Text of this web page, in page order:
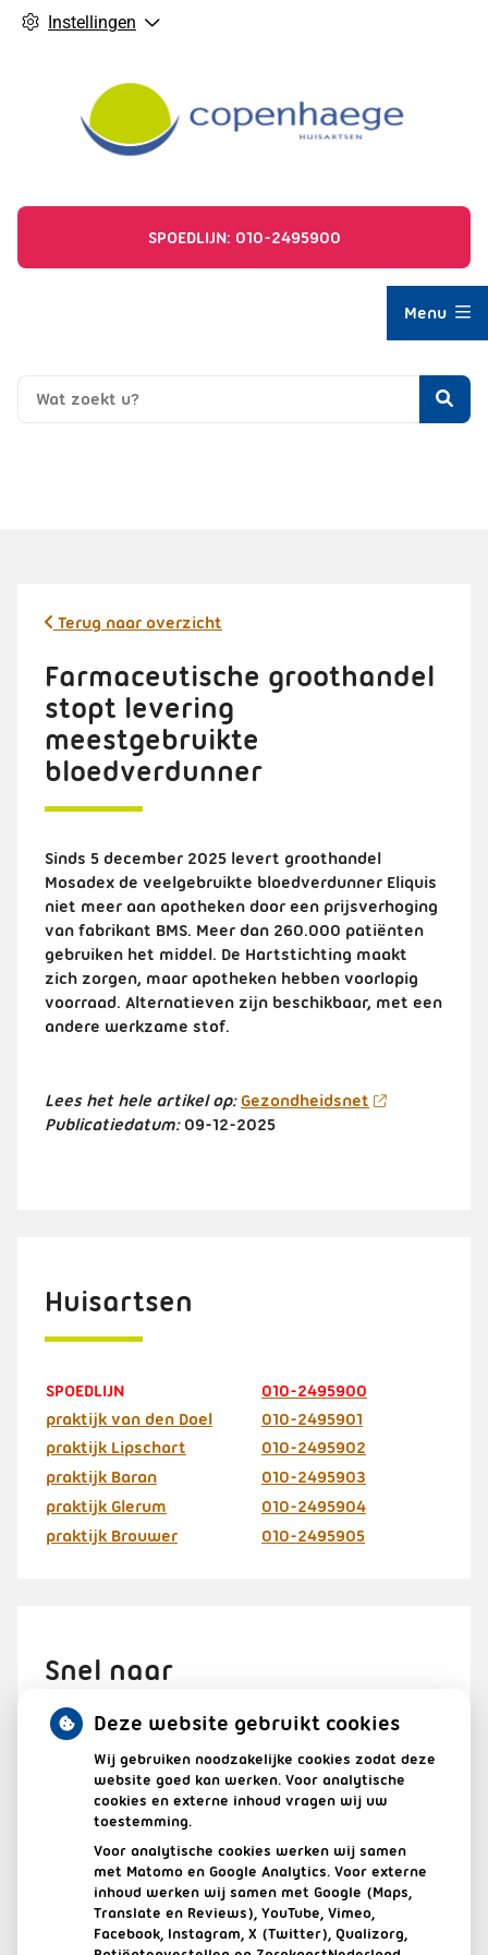
Instellingen
SPOEDLIJN: 010-2495900
Menu
Terug naar overzicht
Farmaceutische groothandel
stopt levering
meestgebruikte
bloedverdunner
Sinds 5 december 2025 levert groothandel
Mosadex de veelgebruikte bloedverdunner Eliquis
niet meer aan apotheken door een prijsverhoging
van fabrikant BMS. Meer dan 260.000 patiënten
gebruiken het middel. De Hartstichting maakt
zich zorgen, maar apotheken hebben voorlopig
voorraad. Alternatieven zijn beschikbaar, met een
andere werkzame stof.
Lees het hele artikel op: Gezondheidsnet
Publicatiedatum: 09-12-2025
Huisartsen
SPOEDLIJN
010-2495900
praktijk van den Doel
010-2495901
praktijk Lipschart
010-2495902
praktijk Baran
010-2495903
praktijk Glerum
010-2495904
praktijk Brouwer
010-2495905
Snel naar
HERHAALRECEPTEN
AFSPRAAK MAKEN IN DE PRAKTIJK
VRAGEN STELLEN / E-CONSULT
UW DOSSIER
Deze website gebruikt cookies
Wij gebruiken noodzakelijke cookies zodat deze
website goed kan werken. Voor analytische
cookies en externe inhoud vragen wij uw
toestemming.
Voor analytische cookies werken wij samen
met Matomo en Google Analytics. Voor externe
inhoud werken wij samen met Google (Maps,
Translate en Reviews), YouTube, Vimeo,
Facebook, Instagram, X (Twitter), Qualizorg,